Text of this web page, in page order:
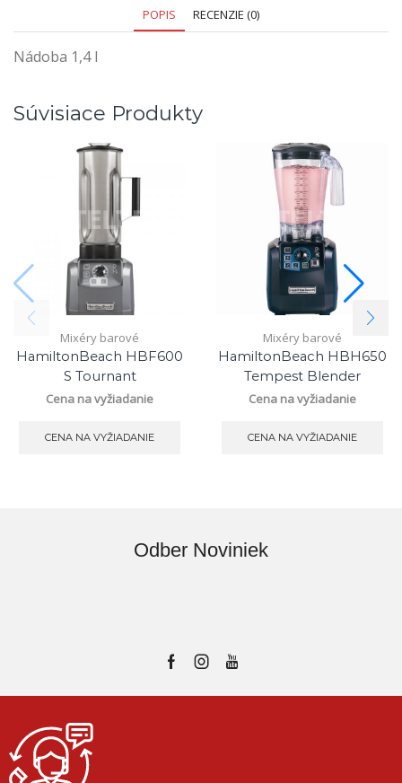
POPIS RECENZIE (0)
Nádoba 1,4 l
Súvisiace Produkty
Mixéry barové
HamiltonBeach HBF600
S Tournant
Cena na vyžiadanie
CENA NA VYŽIADANIE
Mixéry barové
HamiltonBeach HBH650
Tempest Blender
Cena na vyžiadanie
CENA NA VYŽIADANIE
Odber Noviniek